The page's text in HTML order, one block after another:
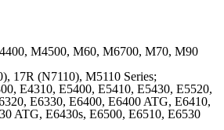
M4500, M60, M6700, M70, M90
17R (N7110), M5110 Series;
E4310, E5400, E5410, E5430, E5520,
E6330, E6400, E6400 ATG, E6410,
ATG, E6430s, E6500, E6510, E6530